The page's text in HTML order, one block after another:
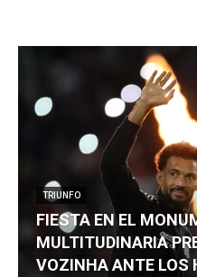
TRIUNFO
FIESTA EN EL
MULTITUDINARIA
VOZINHA ANTE LOS